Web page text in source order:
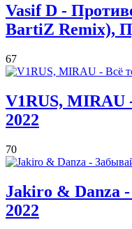
Vasif D -
BartiZ Remix),
67
V1RUS, MIRAU
2022
70
Jakiro & Danza
2022